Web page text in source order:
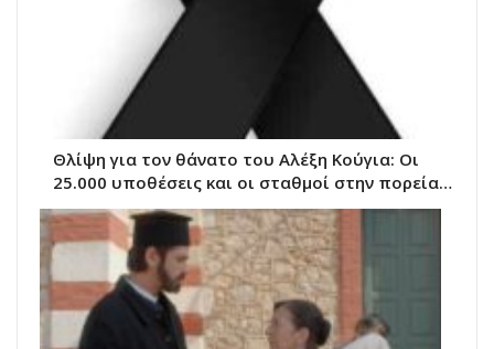
Θλίψη για τον θάνατο του Αλέξη Κούγια: Οι
25.000 υποθέσεις και οι σταθμοί στην πορεία…